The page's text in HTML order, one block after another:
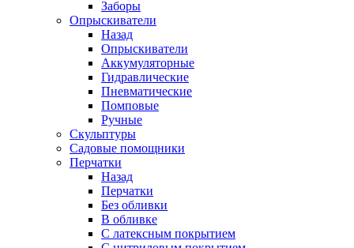
Заборы
Опрыскиватели
Назад
Опрыскиватели
Аккумуляторные
Гидравлические
Пневматические
Помповые
Ручные
Скульптуры
Садовые помощники
Перчатки
Назад
Перчатки
Без обливки
В обливке
С латексным покрытием